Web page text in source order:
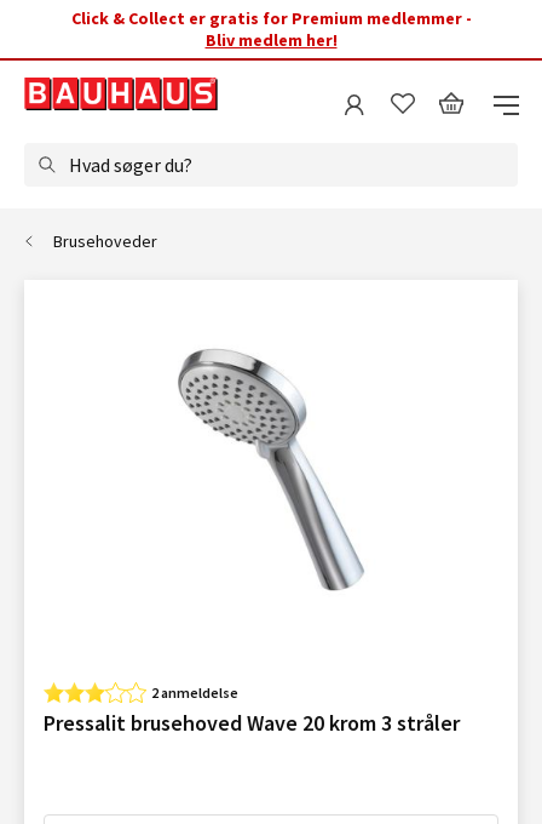
Click & Collect er gratis for Premium medlemmer -
Bliv medlem her!
Hvad søger du?
Brusehoveder
2 anmeldelse
Pressalit brusehoved Wave 20 krom 3 stråler